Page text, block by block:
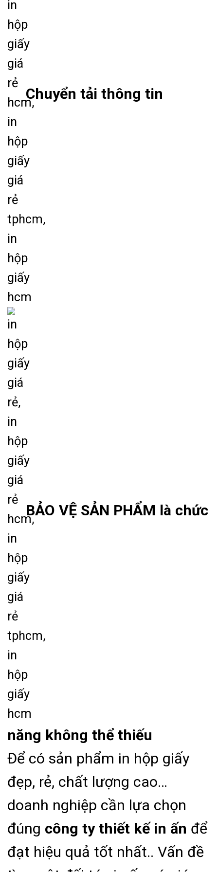
Chuyển tải thông tin
BẢO VỆ SẢN PHẨM là chức
năng không thể thiếu
Để có sản phẩm in hộp giấy
đẹp, rẻ, chất lượng cao…
doanh nghiệp cần lựa chọn
đúng công ty thiết kế in ấn để
đạt hiệu quả tốt nhất.. Vấn đề